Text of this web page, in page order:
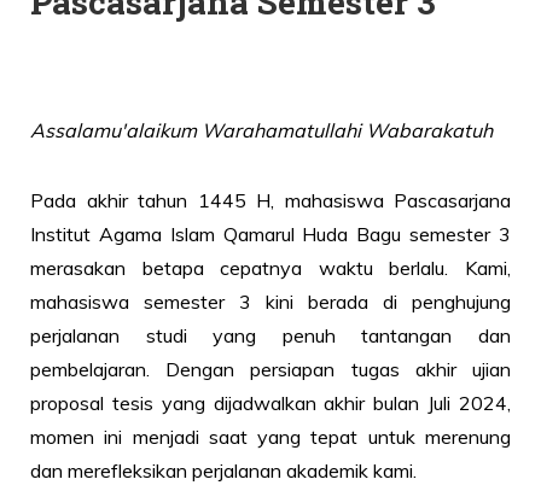
Assalamu'alaikum Warahamatullahi Wabarakatuh
Pada akhir tahun 1445 H, mahasiswa Pascasarjana
Institut Agama Islam Qamarul Huda Bagu semester 3
merasakan betapa cepatnya waktu berlalu. Kami,
mahasiswa semester 3 kini berada di penghujung
perjalanan studi yang penuh tantangan dan
pembelajaran. Dengan persiapan tugas akhir ujian
proposal tesis yang dijadwalkan akhir bulan Juli 2024,
momen ini menjadi saat yang tepat untuk merenung
dan merefleksikan perjalanan akademik kami.